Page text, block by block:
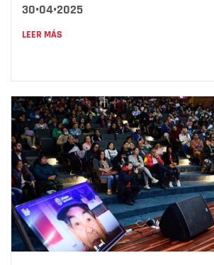
30•04•2025
LEER MÁS